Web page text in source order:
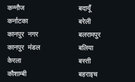
कन्नौज
कर्नाटका
कानपुर नगर
कानपुर मंडल
केरला
कौशाम्बी
बदायूँ
बरेली
बलरामपुर
बलिया
बस्ती
बहराइच